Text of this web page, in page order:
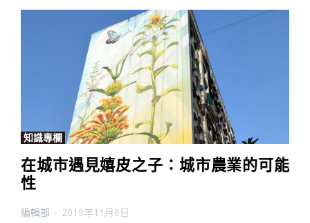
知識專欄
在城市遇見嬉皮之子：城市農業的可能
性
編輯部 - 2019年11月6日